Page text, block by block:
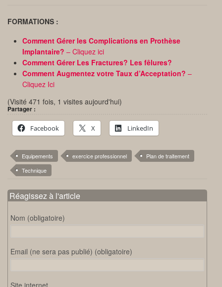
FORMATIONS :
Comment Gérer les Complications en Prothèse
Implantaire? – Cliquez ici
Comment Gérer Les Fractures? Les fêlures?
Comment Augmentez votre Taux d’Acceptation? –
Cliquez Ici
(Visité 471 fois, 1 visites aujourd'hui)
Partager :
Facebook X LinkedIn
Equipements exercice professionnel
Plan de traitement
Technique
Réagissez à l'article
Nom (obligatoire)
Email (ne sera pas publié) (obligatoire)